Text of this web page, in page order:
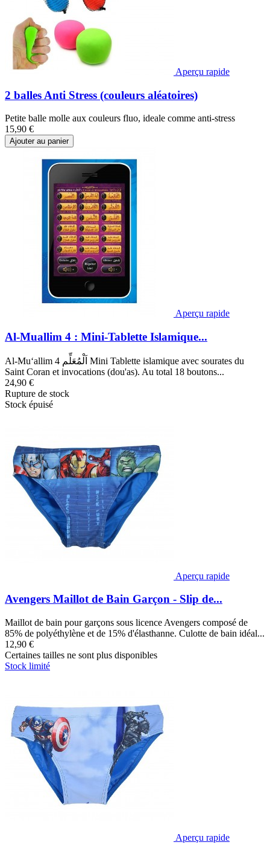
Aperçu rapide
2 balles Anti Stress (couleurs aléatoires)
Petite balle molle aux couleurs fluo, ideale comme anti-stress
15,90 €
Ajouter au panier
Aperçu rapide
Al-Muallim 4 : Mini-Tablette Islamique...
Al-Mu‘allim 4 اَلْمُعَلِّم Mini Tablette islamique avec sourates du
Saint Coran et invocations (dou'as). Au total 18 boutons...
24,90 €
Rupture de stock
Stock épuisé
Aperçu rapide
Avengers Maillot de Bain Garçon - Slip de...
Maillot de bain pour garçons sous licence Avengers composé de
85% de polyéthylène et de 15% d'élasthanne. Culotte de bain idéal...
12,90 €
Certaines tailles ne sont plus disponibles
Stock limité
Aperçu rapide